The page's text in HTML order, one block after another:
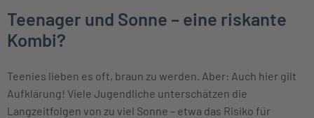
Teenager und Sonne – eine riskante
Kombi?
Teenies lieben es oft, braun zu werden. Aber: Auch hier gilt
Aufklärung! Viele Jugendliche unterschätzen die
Langzeitfolgen von zu viel Sonne – etwa das Risiko für